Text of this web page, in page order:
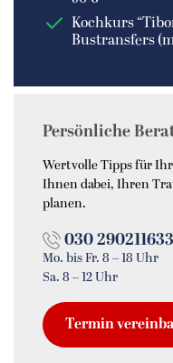
Kochkurs
Bustransfers
Persönliche
Wertvolle Tipps für
Ihnen dabei, Ihren
planen.
030
Mo. bis Fr. 8 – 18 Uhr
Sa. 8 – 12 Uhr
Termin